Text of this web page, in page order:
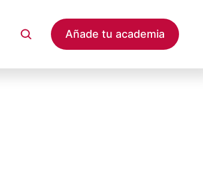
Añade tu academia